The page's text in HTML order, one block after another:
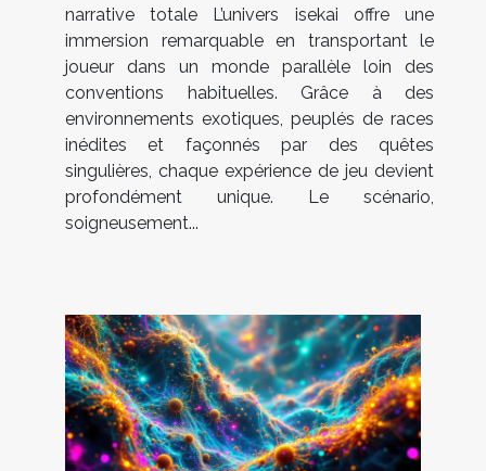
narrative totale L’univers isekai offre une
immersion remarquable en transportant le
joueur dans un monde parallèle loin des
conventions habituelles. Grâce à des
environnements exotiques, peuplés de races
inédites et façonnés par des quêtes
singulières, chaque expérience de jeu devient
profondément unique. Le scénario,
soigneusement...